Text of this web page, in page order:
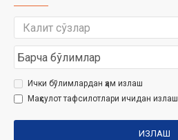
Ички бўлимлардан ҳам излаш
Маҳсулот тафсилотлари ичидан излаш
ИЗЛАШ